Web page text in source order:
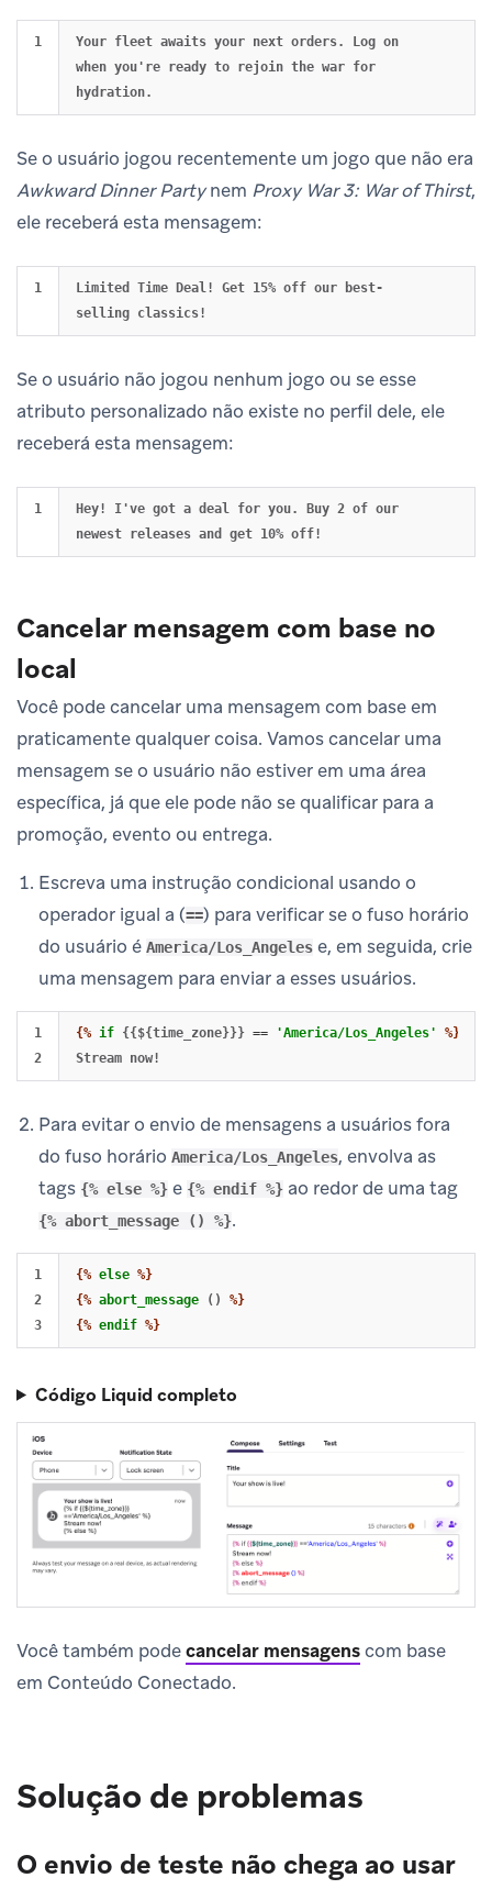
Your fleet awaits your next orders. Log on
when you're ready to rejoin the war for
Se o usuário jogou recentemente um jogo que não era
Awkward Dinner Partynem Proxy War 3: War of Thirst,
ele receberá esta mensagem:
Limited Time Deal! Get 15% off our best-
Se o usuário não jogou nenhum jogo ou se esse
atributo personalizado não existe no perfil dele, ele
receberá esta mensagem:
Hey! I've got a deal for you. Buy 2 of our
Cancelar mensagem com base no
local
Você pode cancelar uma mensagem com base em
praticamente qualquer coisa. Vamos cancelar uma
mensagem se o usuário não estiver em uma área
específica, já que ele pode não se qualificar para a
promoção, evento ou entrega.
Escreva uma instrução condicional usando o
operador igual a (==) para verificar se o fuso horário
do usuário é America/Los_Angeles e, em seguida, crie
uma mensagem para enviar a esses usuários.
1
{% if {{${time_zone}}} == 'America/Los_Angeles'
%}
Para evitar o envio de mensagens a usuários fora
do fuso horário America/Los_Angeles, envolva as
tags {% else %} e {% endif %} ao redor de uma tag
{% abort_message () %}.
1
2
{% else %}
{% abort_message ()
%}
{% endif %}
Código Liquid completo
Você também podecancelar mensagenscom base
em Conteúdo Conectado.
Solução de problemas
O envio de teste não chega ao usar